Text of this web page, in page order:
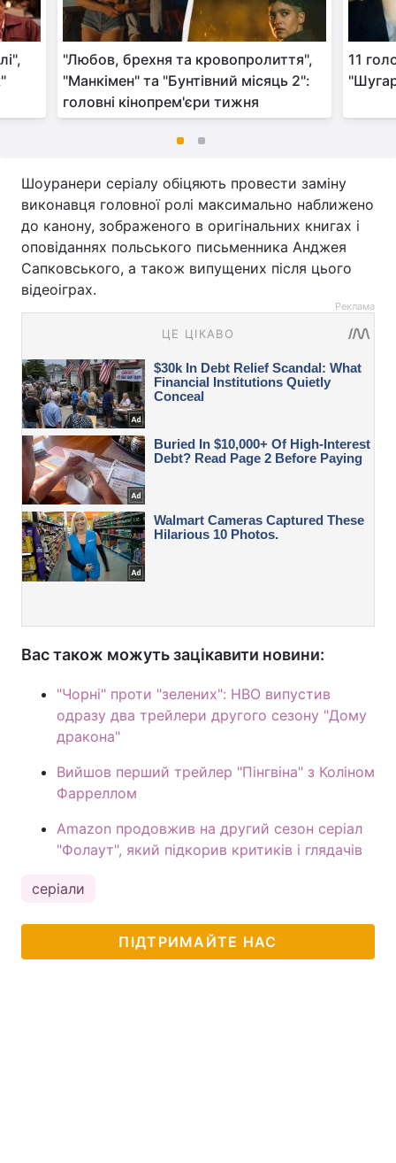
"Любов, брехня та кровопролиття",
"Манкімен" та "Бунтівний місяць 2":
головні кінопрем'єри тижня
11
Шоуранери серіалу обіцяють провести заміну
виконавця головної ролі максимально наближено
до канону, зображеного в оригінальних книгах і
оповіданнях польського письменника Анджея
Сапковського, а також випущених після цього
відеоіграх.
Реклама
Вас також можуть зацікавити новини:
"Чорні" проти "зелених": HBO випустив
одразу два трейлери другого сезону "Дому
дракона"
Вийшов перший трейлер "Пінгвіна" з Коліном
Фарреллом
Amazon продовжив на другий сезон серіал
"Фолаут", який підкорив критиків і глядачів
серіали
ПІДТРИМАЙТЕ НАС